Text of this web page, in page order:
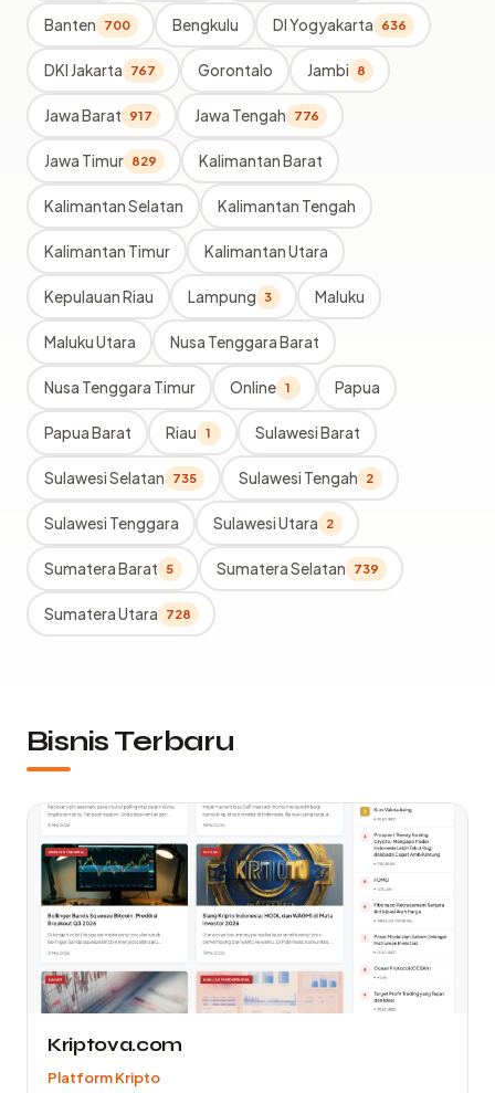
Banten 700 Bengkulu DI Yogyakarta 636
DKI Jakarta 767 Gorontalo Jambi 8
Jawa Barat 917 Jawa Tengah 776
Jawa Timur 829 Kalimantan Barat
Kalimantan Selatan Kalimantan Tengah
Kalimantan Timur Kalimantan Utara
Kepulauan Riau Lampung 3 Maluku
Maluku Utara Nusa Tenggara Barat
Nusa Tenggara Timur Online 1 Papua
Papua Barat Riau 1 Sulawesi Barat
Sulawesi Selatan 735 Sulawesi Tengah 2
Sulawesi Tenggara Sulawesi Utara 2
Sumatera Barat 5 Sumatera Selatan 739
Sumatera Utara 728
Bisnis Terbaru
Kriptova.com
Platform Kripto